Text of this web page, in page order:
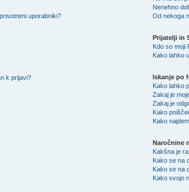
uporabniki?
k prijavi?
Nenehno
Od nekoga
Prijatelji in
Kdo so moji
Kako lahko
Iskanje po
Kako lahko
Zakaj je
Zakaj je
Kako
Kako
Naročnine
Kakšna je
Kako se na
Kako se na
Kako svojo